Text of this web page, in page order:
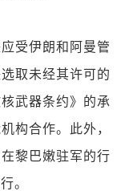
应受伊朗和阿曼管
取未经其许可的
武器条约》的承
构合作。此外，
黎巴嫩驻军的行
。